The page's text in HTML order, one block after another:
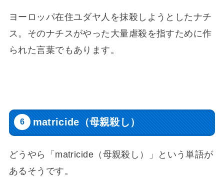
ヨーロッパ在住ユダヤ人を抹殺しようとしたナチ
ス。そのナチスがやった大量虐殺を指すために作
られた言葉でもあります。
matricide（母親殺し）
どうやら「matricide（母親殺し）」という単語が
あるそうです。